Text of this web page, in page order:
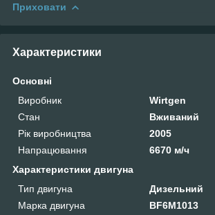
Приховати
Характеристики
Основні
Виробник
Wirtgen
Стан
Вживаний
Рік виробництва
2005
Напрацювання
6670 м/ч
Характеристики двигуна
Тип двигуна
Дизельний
Марка двигуна
BF6M1013